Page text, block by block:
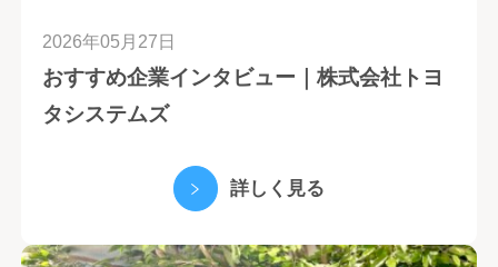
2026年05月27日
おすすめ企業インタビュー｜株式会社トヨ
タシステムズ
詳しく見る